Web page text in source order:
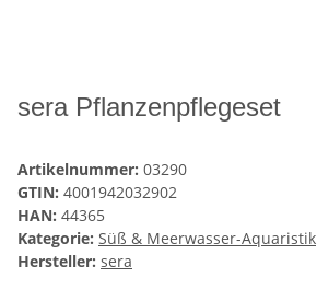
sera Pflanzenpflegeset
Artikelnummer: 03290
GTIN: 4001942032902
HAN: 44365
Kategorie: Süß & Meerwasser-Aquaristik
Hersteller: sera